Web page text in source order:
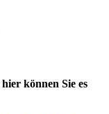
können Sie es